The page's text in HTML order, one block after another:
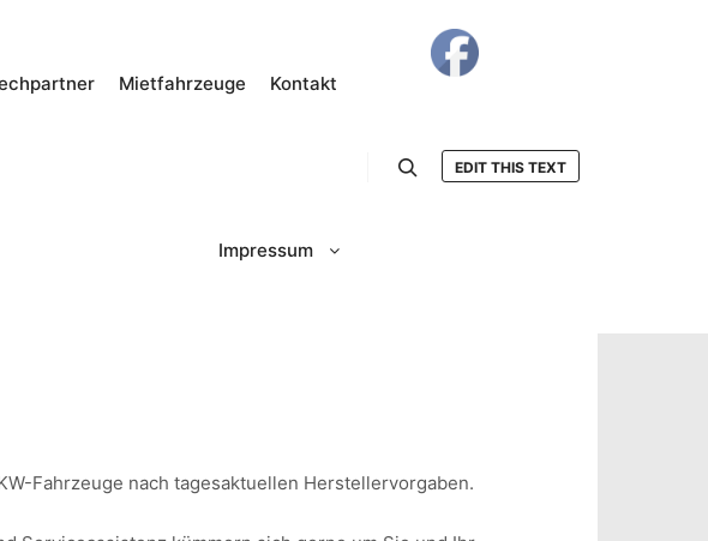
Mietfahrzeuge Kontakt
Impressum
EDIT THIS TEXT
Fahrzeuge nach tagesaktuellen Herstellervorgaben.